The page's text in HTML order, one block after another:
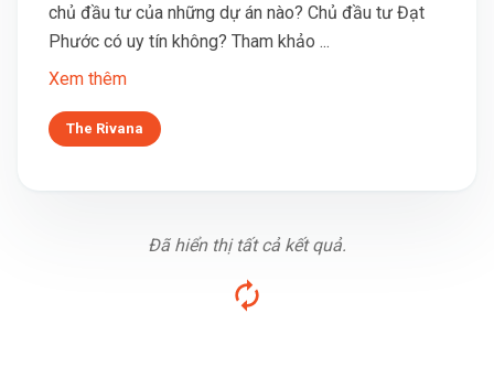
chủ đầu tư của những dự án nào? Chủ đầu tư Đạt
Phước có uy tín không? Tham khảo ...
Xem thêm
The Rivana
Đã hiển thị tất cả kết quả.